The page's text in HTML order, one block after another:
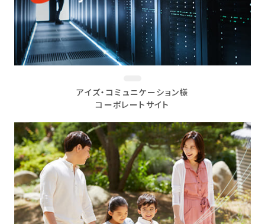
アイズ・コミュニケーション様
コーポレートサイト